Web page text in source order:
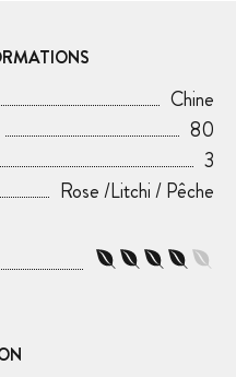
Chine
80
3
Rose /Litchi / Pêche